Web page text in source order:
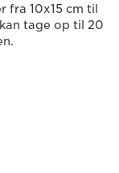
fra 10x15 cm til
tage op til 20